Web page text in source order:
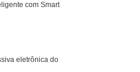
com Smart
eletrônica do